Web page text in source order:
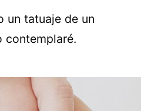
un tatuaje de un
contemplaré.